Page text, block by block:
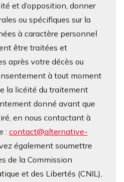
et d’opposition, donner
ou spécifiques sur la
à caractère personnel
être traitées et
après votre décès ou
à tout moment
la licéité du traitement
donné avant que
en nous contactant à
: contact@alternative-
également soumettre
de la Commission
et des Libertés (CNIL),